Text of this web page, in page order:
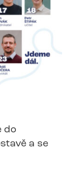
do
a se